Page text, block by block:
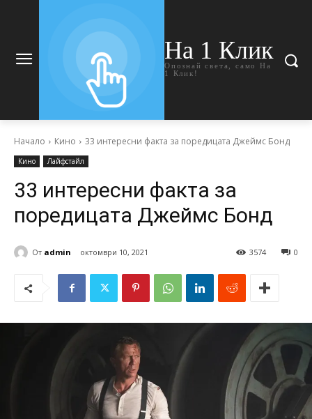
На 1 Клик
Опознай света, само На
1 Клик!
Начало Кино 33 интересни факта за поредицата Джеймс Бонд
Кино Лайфстайл
33 интересни факта за
поредицата Джеймс Бонд
От admin октомври 10, 2021 0
3574